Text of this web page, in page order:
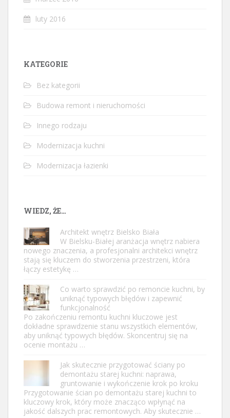
luty 2016
KATEGORIE
Bez kategorii
Budowa remont i nieruchomości
Innego rodzaju
Modernizacja kuchni
Modernizacja łazienki
WIEDZ, ŻE…
Architekt wnętrz Bielsko Biała
W Bielsku-Białej aranżacja wnętrz nabiera
nowego znaczenia, a profesjonalni architekci wnętrz
stają się kluczem do stworzenia przestrzeni, która
łączy estetykę …
Co warto sprawdzić po remoncie kuchni, by
uniknąć typowych błędów i zapewnić
funkcjonalność
Po zakończeniu remontu kuchni kluczowe jest
dokładne sprawdzenie stanu wszystkich elementów,
aby uniknąć typowych błędów. Skoncentruj się na
ocenie montażu …
Jak skutecznie przygotować ściany po
demontażu starej kuchni: naprawa,
gruntowanie i wykończenie krok po kroku
Przygotowanie ścian po demontażu starej kuchni to
kluczowy krok, który może znacząco wpłynąć na
jakość dalszych prac remontowych. Aby skutecznie …